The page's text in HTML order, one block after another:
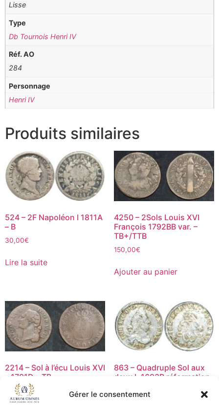
Gérer le consentement
Lisse
Type
Db Tournois Henri IV
Réf. AO
284
Personnage
Henri IV
Produits similaires
524 – 2F Napoléon I 1811A
– B
30,00€
Lire la suite
4250 – 2Sols Louis XVI
François 1792BB var. –
TB+/TTB
150,00€
Ajouter au panier
2214 – Sol à l’écu Louis XVI
– 1791D – TB
10,00€
863 – Quadruple Sol aux
deux L 1693P réformation
80,00